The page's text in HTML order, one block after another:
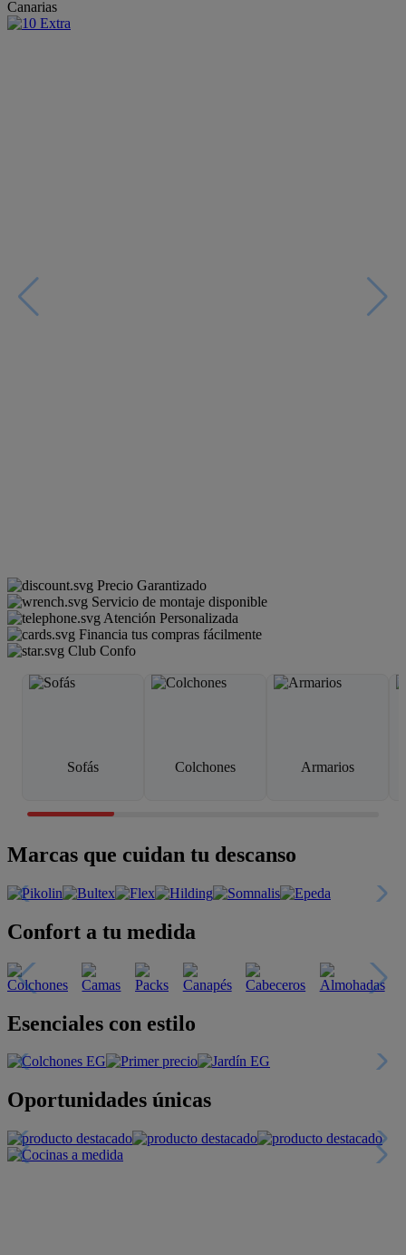
Canarias
Precio Garantizado
Servicio de montaje disponible
Atención Personalizada
Financia tus compras fácilmente
Club Confo
Sofás Colchones Armarios
Marcas que cuidan tu descanso
Confort a tu medida
Esenciales con estilo
Oportunidades únicas